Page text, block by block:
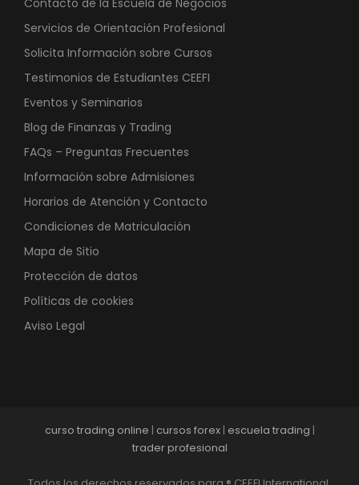
Contacto de la Escuela de Negocios
Servicios de Orientación Profesional
Solicita Información sobre Cursos
Testimonios de Estudiantes CEEFI
Eventos y Seminarios
Blog de Finanzas y Trading
FAQs – Preguntas Frecuentes
Información sobre Admisiones
Horarios de Atención y Contacto
Condiciones de Matriculación
Mapa de Sitio
Protección de datos
Políticas de cookies
Aviso Legal
curso trading online | cursos forex| escuela trading |
trader profesional